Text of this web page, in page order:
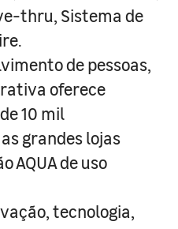
thru, Sistema de
de pessoas,
oferece
10 mil
grandes lojas
AQUA de uso
tecnologia,